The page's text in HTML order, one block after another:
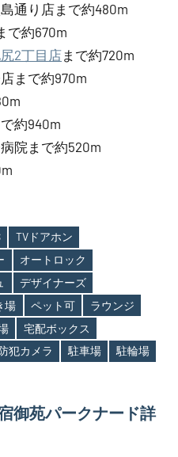
通り店まで約480m
で約670m
2丁目店まで約720m
まで約970m
約940m
院まで約520m
TVドアホン
オートロック
デザイナーズ
場 ペット可
ラウンジ
宅配ボックス
犯カメラ 駐車場 駐輪場
御苑パークナード詳